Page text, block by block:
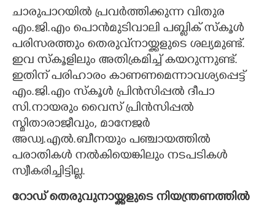
ചാരുപാറയിൽ പ്രവർത്തിക്കുന്ന വിതുര
എം.ജി.എം പൊൻമുടിവാലി പബ്ലിക് സ്കൂൾ
പരിസരത്തും തെരുവ്നായ്ക്കളുടെ ശല്യമുണ്ട്.
ഇവ സ്കൂളിലും അതിക്രമിച്ച് കയറുന്നുണ്ട്.
ഇതിന് പരിഹാരം കാണണമെന്നാവശ്യപ്പെട്ട്
എം.ജി.എം സ്കൂൾ പ്രിൻസിപ്പൽ ദീപാ
സി.നായരും വൈസ് പ്രിൻസിപ്പൽ
സ്മിതാരാജീവും, മാനേജർ
അഡ്വ.എൽ.ബീനയും പഞ്ചായത്തിൽ
പരാതികൾ നൽകിയെങ്കിലും നടപടികൾ
സ്വീകരിച്ചിട്ടില്ല.
റോഡ് തെരുവുനായ്ക്കളുടെ നിയന്ത്രണത്തിൽ